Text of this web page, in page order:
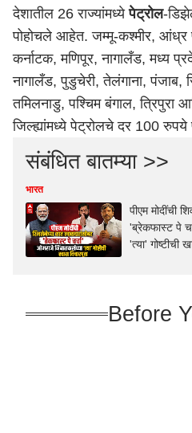
देशातील 26 राज्यांमध्येपेट्रोल-
पोहोचले आहेत. जम्मू-कश्मीर, आंध्र
कर्नाटक, मणिपूर, नागालँड, मध्य
नागालँड, पुडुचेरी, तेलंगाना, पंजाब,
तमिलनाडु, पश्चिम बंगाल, त्रिपुरा
जिल्ह्यांमध्ये पेट्रोलचे दर 100 रुपये
संबंधित बातम्या >>
भारत
पीएम मोदींची
'ब्रेकफास्ट पे
'त्या' गोष्टीची
Before